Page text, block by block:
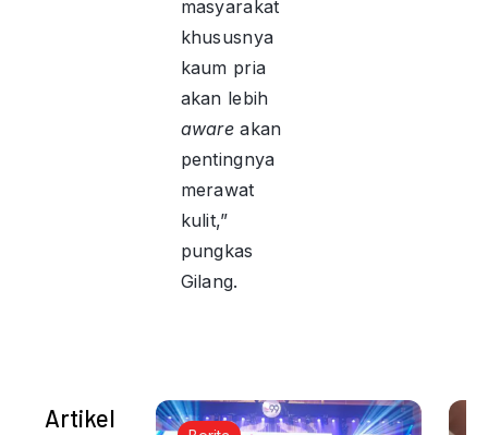
masyarakat
khususnya
kaum pria
akan lebih
aware akan
pentingnya
merawat
kulit,”
pungkas
Gilang.
Artikel